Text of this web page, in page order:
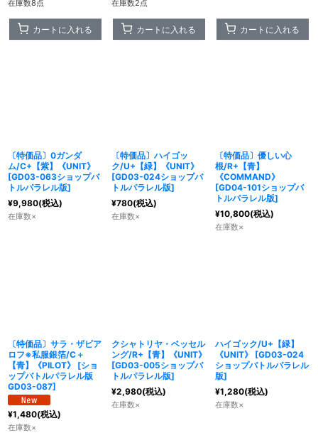
在庫数8点
カートに入れる
在庫数2点
カートに入れる カートに入れる
〔特価品〕0ガンダ
ム/C+【紫】《UNIT》
[GD03-063ショップバ
トルパラレル版]
¥9,980(税込)
在庫数×
〔特価品〕ハイゴッ
ク/U+【緑】《UNIT》
[GD03-024ショップバ
トルパラレル版]
¥780(税込)
在庫数×
〔特価品〕優しい心
根/R+【青】
《COMMAND》
[GD04-101ショップバ
トルパラレル版]
¥10,800(税込)
在庫数×
〔特価品〕サラ・ザビア
ロフ※私服銀箔/C＋
【青】《PILOT》
[ショ
ップバトルパラレル版
GD03-087]
¥1,480(税込)
在庫数×
クシャトリヤ・ベッセル
ング/R+【青】《UNIT》
[GD03-005ショップバ
トルパラレル版]
¥2,980(税込)
在庫数×
ハイゴック/U+【緑】
《UNIT》
[GD03-024
ショップバトルパラレル
版]
¥1,280(税込)
在庫数×